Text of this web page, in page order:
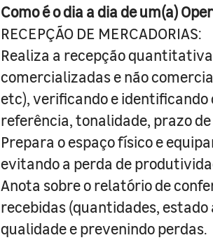
Como é o dia a dia de um(a)
RECEPÇÃO DE MERCADORIAS:
Realiza a recepção
comercializadas e não
etc), verificando e
referência, tonalidade, prazo
Prepara o espaço físico e
evitando a perda de
Anota sobre o relatório de
recebidas (quantidades,
qualidade e prevenindo perdas.